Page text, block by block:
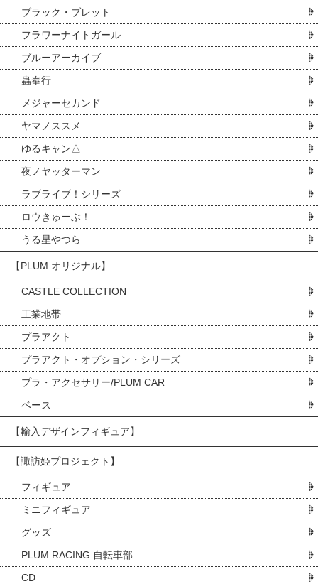
ブラック・ブレット
フラワーナイトガール
ブルーアーカイブ
蟲奉行
メジャーセカンド
ヤマノススメ
ゆるキャン△
夜ノヤッターマン
ラブライブ！シリーズ
ロウきゅーぶ！
うる星やつら
【PLUM オリジナル】
CASTLE COLLECTION
工業地帯
プラアクト
プラアクト・オプション・シリーズ
プラ・アクセサリー/PLUM CAR
ベース
【輸入デザインフィギュア】
【諏訪姫プロジェクト】
フィギュア
ミニフィギュア
グッズ
PLUM RACING 自転車部
CD